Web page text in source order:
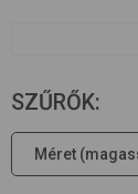
SZŰRŐK:
Méret